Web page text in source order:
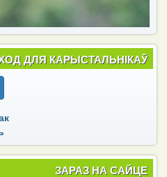
ДЛЯ КАРЫСТАЛЬНІКАЎ
ЗАРАЗ НА САЙЦЕ